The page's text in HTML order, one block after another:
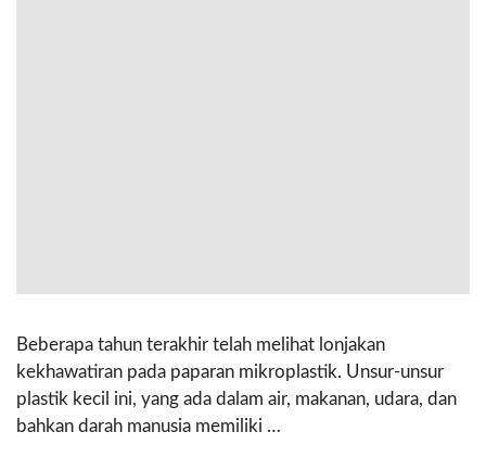
Beberapa tahun terakhir telah melihat lonjakan
kekhawatiran pada paparan mikroplastik. Unsur-unsur
plastik kecil ini, yang ada dalam air, makanan, udara, dan
bahkan darah manusia memiliki …